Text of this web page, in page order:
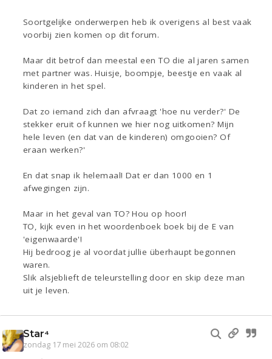
Soortgelijke onderwerpen heb ik overigens al best vaak
voorbij zien komen op dit forum.
Maar dit betrof dan meestal een TO die al jaren samen
met partner was. Huisje, boompje, beestje en vaak al
kinderen in het spel.
Dat zo iemand zich dan afvraagt 'hoe nu verder?' De
stekker eruit of kunnen we hier nog uitkomen? Mijn
hele leven (en dat van de kinderen) omgooien? Of
eraan werken?'
En dat snap ik helemaal! Dat er dan 1000 en 1
afwegingen zijn.
Maar in het geval van TO? Hou op hoor!
TO, kijk even in het woordenboek boek bij de E van
'eigenwaarde'!
Hij bedroog je al voordat jullie überhaupt begonnen
waren.
Slik alsjeblieft de teleurstelling door en skip deze man
uit je leven.
Star⁴
zondag 17 mei 2026 om 08:02